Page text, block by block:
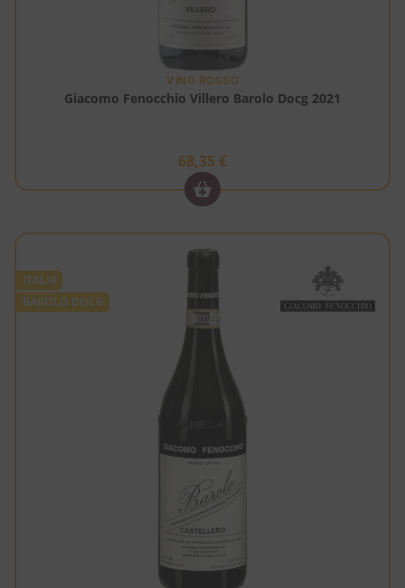
VINO ROSSO
Giacomo Fenocchio Villero Barolo Docg 2021
68,35 €
ITALIA
BAROLO DOCG